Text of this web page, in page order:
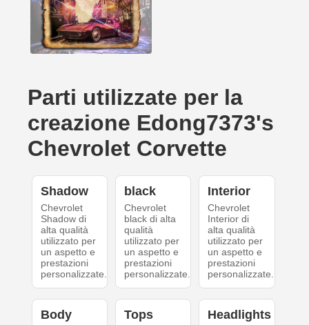
Parti utilizzate per la
creazione Edong7373's
Chevrolet Corvette
Shadow
Chevrolet
Shadow di
alta qualità
utilizzato per
un aspetto e
prestazioni
personalizzate.
black
Chevrolet
black di alta
qualità
utilizzato per
un aspetto e
prestazioni
personalizzate.
Interior
Chevrolet
Interior di
alta qualità
utilizzato per
un aspetto e
prestazioni
personalizzate.
Body Tops Headlights